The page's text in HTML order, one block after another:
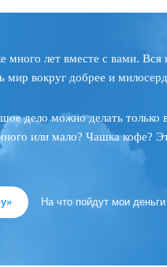
много лет вместе с вами.
мир вокруг добрее и
дело можно делать
или мало? Чашка кофе?
На что пойдут мои деньги